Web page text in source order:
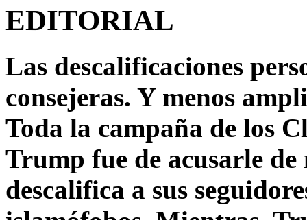
EDITORIAL
Las descalificaciones
consejeras. Y menos
Toda la campaña de los
Trump fue de acusarle
descalifica a sus